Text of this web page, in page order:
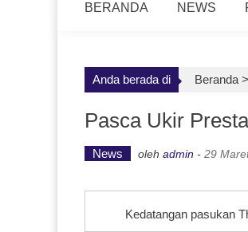
BERANDA NEWS
Anda berada di Beranda >
Pasca Ukir
News oleh admin - 29
Kedatangan pasukan